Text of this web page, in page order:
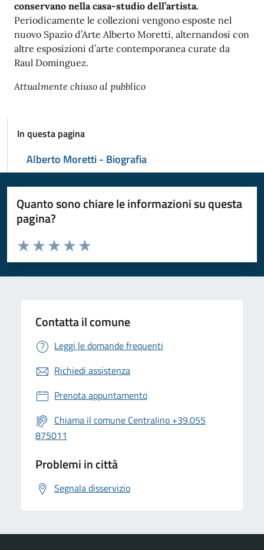
conservano nella casa-studio dell’artista.
Periodicamente le collezioni vengono esposte nel
nuovo Spazio d’Arte Alberto Moretti, alternandosi con
altre esposizioni d’arte contemporanea curate da
Raul Dominguez.
Attualmente chiuso al pubblico
In questa pagina
Alberto Moretti - Biografia
Quanto sono chiare le informazioni su questa
pagina?
Valuta da 1 a 5 stelle la pagina
Valuta 5 stelle su 5
Valuta 4 stelle su 5
Valuta 3 stelle su 5
Valuta 2 stelle su 5
Valuta 1 stelle su 5
Contatta il comune
Leggi le domande frequenti
Richiedi assistenza
Prenota appuntamento
Chiama il comune Centralino +39.055
875011
Problemi in città
Segnala disservizio